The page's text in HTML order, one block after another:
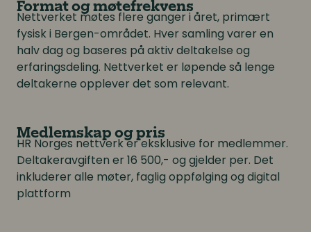
Format og møtefrekvens
Nettverket møtes flere ganger i året, primært
fysisk i Bergen-området. Hver samling varer en
halv dag og baseres på aktiv deltakelse og
erfaringsdeling. Nettverket er løpende så lenge
deltakerne opplever det som relevant.
Medlemskap og pris
HR Norges nettverk er eksklusive for medlemmer.
Deltakeravgiften er 16 500,- og gjelder per. Det
inkluderer alle møter, faglig oppfølging og digital
plattform